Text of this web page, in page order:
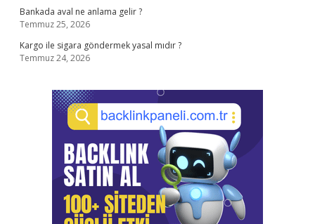
Bankada aval ne anlama gelir ?
Temmuz 25, 2026
Kargo ile sigara göndermek yasal mıdır ?
Temmuz 24, 2026